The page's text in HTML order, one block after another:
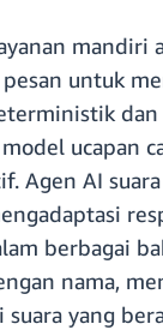
untuk
ucapan
AI
berbagai
nama,
yang